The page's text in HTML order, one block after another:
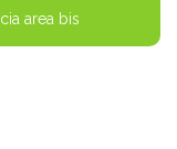
area bis